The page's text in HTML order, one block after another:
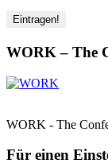
WORK – The
WORK - The
Für einen